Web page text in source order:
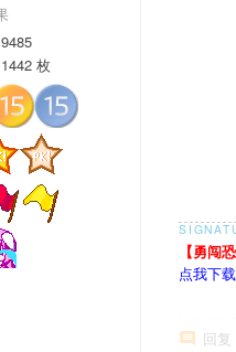
9485
1442 枚
【勇闯
点我下载
回复